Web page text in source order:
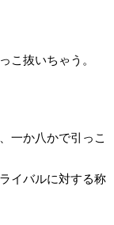
こ抜いちゃう。
一か八かで引っこ
イバルに対する称